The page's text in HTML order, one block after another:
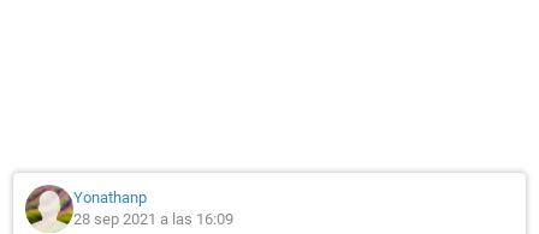
Yonathanp
28 sep 2021 a las 16:09